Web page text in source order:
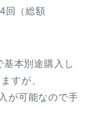
回（総額
基本別途購入し
すが、
が可能なので手